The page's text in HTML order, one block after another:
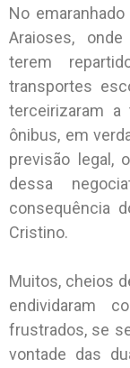
No
Araioses,
terem
transportes
terceirizaram a
ônibus, em
previsão legal,
dessa
consequência
Cristino.
Muitos, cheios
endividaram
frustrados, se
vontade das